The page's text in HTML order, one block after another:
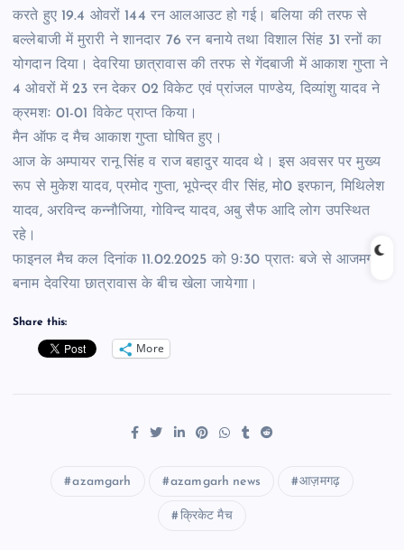
करते हुए 19.4 ओवरों 144 रन आलआउट हो गई। बलिया की तरफ से
बल्लेबाजी में मुरारी ने शानदार 76 रन बनाये तथा विशाल सिंह 31 रनों का
योगदान दिया। देवरिया छात्रावास की तरफ से गेंदबाजी में आकाश गुप्ता ने
4 ओवरों में 23 रन देकर 02 विकेट एवं प्रांजल पाण्डेय, दिव्यांशु यादव ने
क्रमशः 01-01 विकेट प्राप्त किया।
मैन ऑफ द मैच आकाश गुप्ता घोषित हुए।
आज के अम्पायर रानू सिंह व राज बहादुर यादव थे। इस अवसर पर मुख्य
रूप से मुकेश यादव, प्रमोद गुप्ता, भूपेन्द्र वीर सिंह, मो0 इरफान, मिथिलेश
यादव, अरविन्द कन्नौजिया, गोविन्द यादव, अबु सैफ आदि लोग उपस्थित
रहे।
फाइनल मैच कल दिनांक 11.02.2025 को 9ः30 प्रातः बजे से आजमगढ़
बनाम देवरिया छात्रावास के बीच खेला जायेगाा।
Share this:
More
azamgarh azamgarh news आज़मगढ़
क्रिकेट मैच